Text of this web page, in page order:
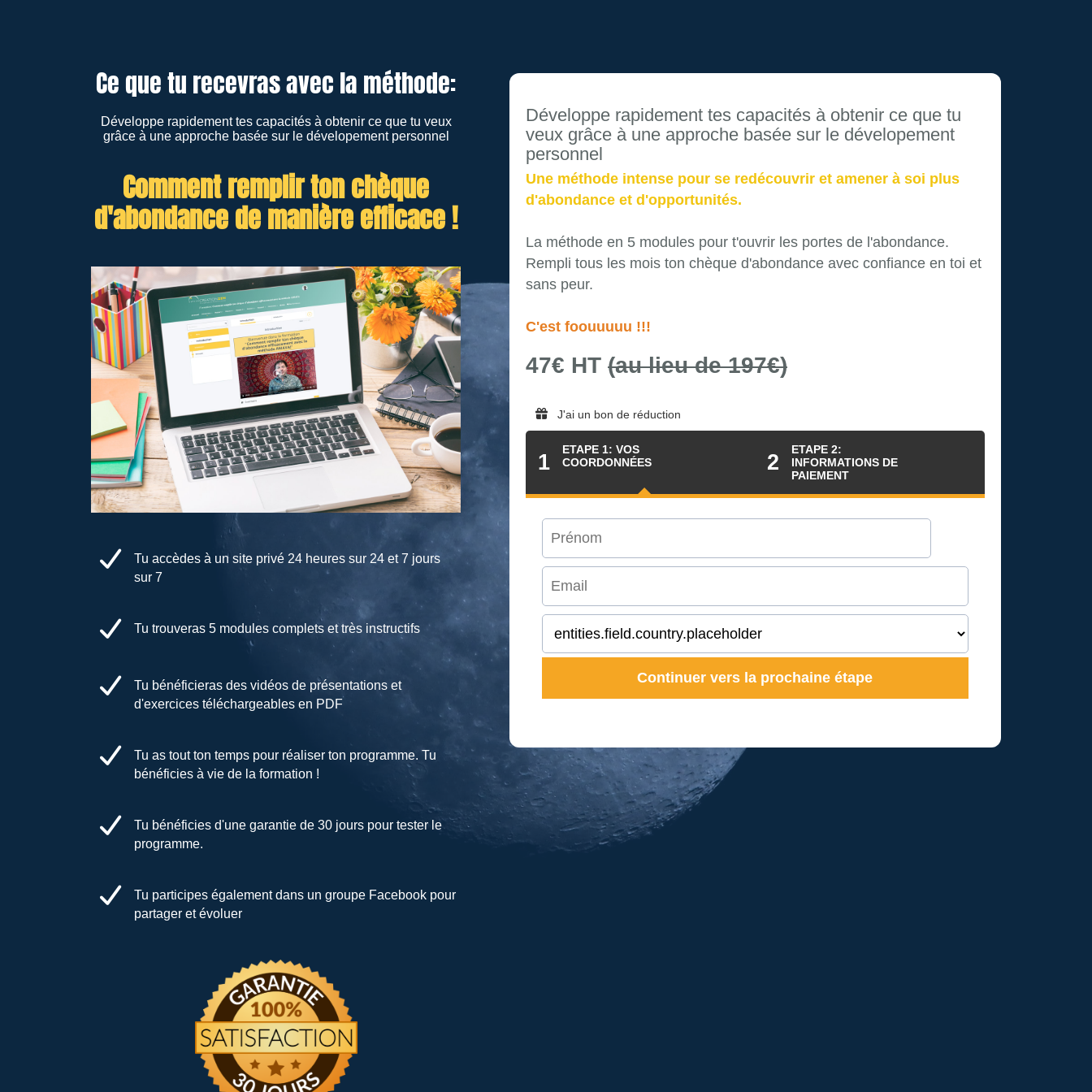
Ce que tu recevras avec la méthode:
Développe rapidement tes capacités à obtenir ce que tu veux
grâce à une approche basée sur le dévelopement personnel
Comment remplir ton chèque
d'abondance de manière efficace !
Tu accèdes à un site privé 24 heures sur 24 et 7 jours
sur 7
Tu trouveras 5 modules complets et très instructifs
Tu bénéficieras des vidéos de présentations et
d'exercices téléchargeables en PDF
Tu as tout ton temps pour réaliser ton programme. Tu
bénéficies à vie de la formation !
Tu bénéficies d'une garantie de 30 jours pour tester le
programme.
Tu participes également dans un groupe Facebook pour
partager et évoluer
Développe rapidement tes capacités à obtenir ce que tu
veux grâce à une approche basée sur le dévelopement
personnel
Une méthode intense pour se redécouvrir et amener à soi plus
d'abondance et d'opportunités.
La méthode en 5 modules pour t'ouvrir les portes de l'abondance.
Rempli tous les mois ton chèque d'abondance avec confiance en toi et
sans peur.
C'est foouuuuu !!!
47€ HT (au lieu de 197€)
J'ai un bon de réduction
1
ETAPE 1: VOS
COORDONNÉES
2
ETAPE 2:
INFORMATIONS DE
PAIEMENT
Continuer vers la prochaine étape